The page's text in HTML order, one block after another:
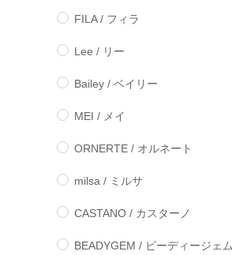
FILA / フィラ
Lee / リー
Bailey / ベイリー
MEI / メイ
ORNERTE / オルネート
milsa / ミルサ
CASTANO / カスターノ
BEADYGEM / ビーディージェム